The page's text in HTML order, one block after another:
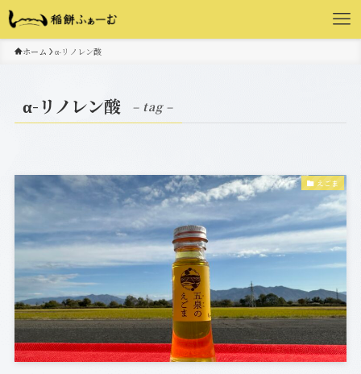
ホーム α-リノレン酸
α-リノレン酸 – tag –
えごま